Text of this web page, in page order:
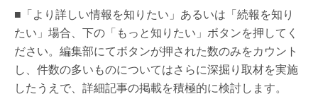
■「より詳しい情報を知りたい」あるいは「続報を知り
たい」場合、下の「もっと知りたい」ボタンを押してく
ださい。編集部にてボタンが押された数のみをカウント
し、件数の多いものについてはさらに深掘り取材を実施
したうえで、詳細記事の掲載を積極的に検討します。